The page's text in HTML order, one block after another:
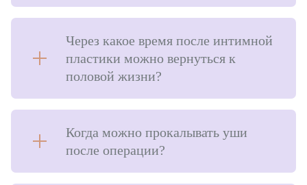
Через какое время после интимной
пластики можно вернуться к
половой жизни?
Когда можно прокалывать уши
после операции?